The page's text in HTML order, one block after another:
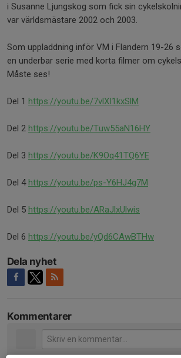
i Susanne Ljungskog som fick sin
var världsmästare 2002 och 2003.
Som uppladdning inför VM i Flandern 19-26
en underbar serie med korta filmer om
Måste ses!
Del 1 https://youtu.be/7vlXI1kxSlM
Del 2 https://youtu.be/Tuw55aN16HY
Del 3 https://youtu.be/K9Oq41TQ6YE
Del 4 https://youtu.be/ps-Y6HJ4g7M
Del 5 https://youtu.be/ARaJlxUlwis
Del 6 https://youtu.be/yQd6CAwBTHw
Dela nyhet
Kommentarer